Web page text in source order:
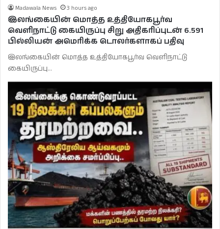
Madawala News 3 hours ago
இலங்கையின் மொத்த உத்தியோகபூர்வ
வெளிநாட்டு கையிருப்பு சிறு அதிகரிப்புடன் 6.591
பில்லியன் அமெரிக்க டொலர்களாகப் பதிவு
இலங்கையின் மொத்த உத்தியோகபூர்வ வெளிநாட்டு
கையிருப்பு…